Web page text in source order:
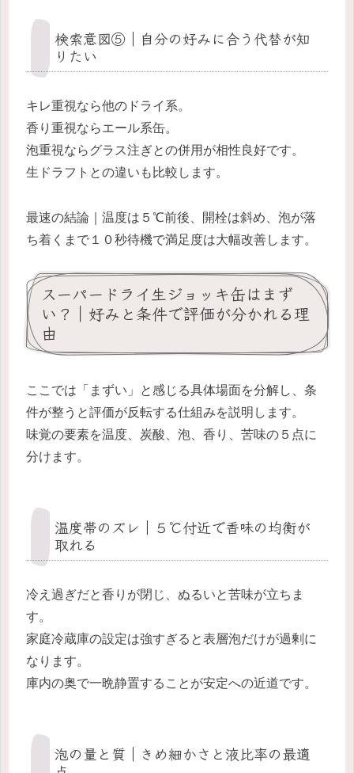
検索意図⑤｜自分の好みに合う代替が知
りたい
キレ重視なら他のドライ系。
香り重視ならエール系缶。
泡重視ならグラス注ぎとの併用が相性良好です。
生ドラフトとの違いも比較します。
最速の結論｜温度は５℃前後、開栓は斜め、泡が落
ち着くまで１０秒待機で満足度は大幅改善します。
スーパードライ生ジョッキ缶はまず
い？｜好みと条件で評価が分かれる理
由
ここでは「まずい」と感じる具体場面を分解し、条
件が整うと評価が反転する仕組みを説明します。
味覚の要素を温度、炭酸、泡、香り、苦味の５点に
分けます。
温度帯のズレ｜５℃付近で香味の均衡が
取れる
冷え過ぎだと香りが閉じ、ぬるいと苦味が立ちま
す。
家庭冷蔵庫の設定は強すぎると表層泡だけが過剰に
なります。
庫内の奥で一晩静置することが安定への近道です。
泡の量と質｜きめ細かさと液比率の最適